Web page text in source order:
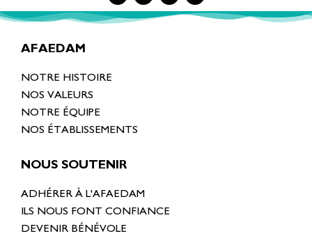
AFAEDAM
NOTRE HISTOIRE
NOS VALEURS
NOTRE ÉQUIPE
NOS ÉTABLISSEMENTS
NOUS SOUTENIR
ADHÉRER À L'AFAEDAM
ILS NOUS FONT CONFIANCE
DEVENIR BÉNÉVOLE